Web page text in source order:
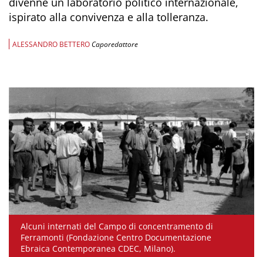
ispirato alla convivenza e alla tolleranza.
ALESSANDRO BETTEROCaporedattore
Alcuni internati del Campo di concentramento di
Ferramonti (Fondazione Centro Documentazione
Ebraica Contemporanea CDEC, Milano).